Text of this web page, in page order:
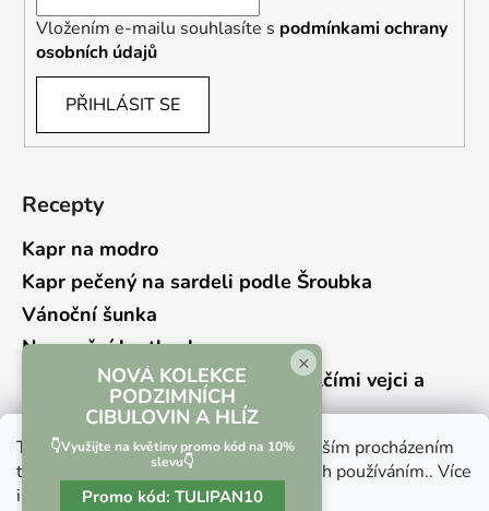
Tento web používá soubory cookie. Dalším procházením
tohoto webu vyjadřujete souhlas s jejich používáním.. Více
informacízde.
Vložením e-mailu souhlasíte s podmínkami ochrany
osobních údajů
PŘIHLÁSIT SE
Recepty
Kapr na modro
Kapr pečený na sardeli podle Šroubka
Vánoční šunka
Novoroční hrstkovka
Lehký bramborový salát s křepelčími vejci a
kyselou okurkou
×
NOVÁ KOLEKCE
PODZIMNÍCH
CIBULOVIN A HLÍZ
👇Využijte na květiny promo kód na 10%
slevu👇
Promo kód: TULIPAN10